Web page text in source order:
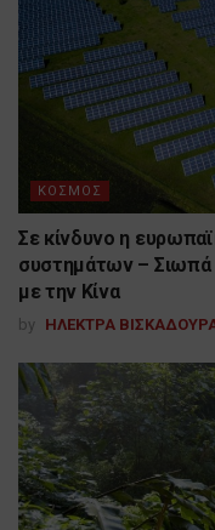
ΚΟΣΜΟΣ
Σε κίνδυνο η
συστημάτων – Σιωπά
με την Κίνα
by ΗΛΕΚΤΡΑ